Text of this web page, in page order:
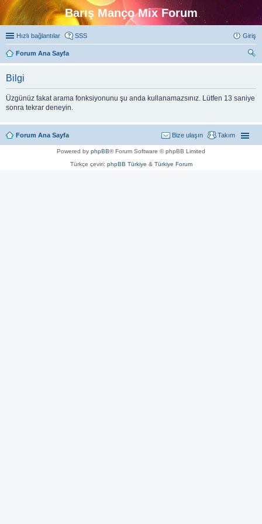
Barış Manço Mix Forum
Hızlı bağlantılar SSS Giriş
Forum Ana Sayfa
Bilgi
Üzgünüz fakat arama fonksiyonunu şu anda kullanamazsınız. Lütfen 13 saniye
sonra tekrar deneyin.
Forum Ana Sayfa Takım
Bize ulaşın
Powered by phpBB® Forum Software © phpBB Limited
Türkçe çeviri: phpBB Türkiye & Türkiye Forum